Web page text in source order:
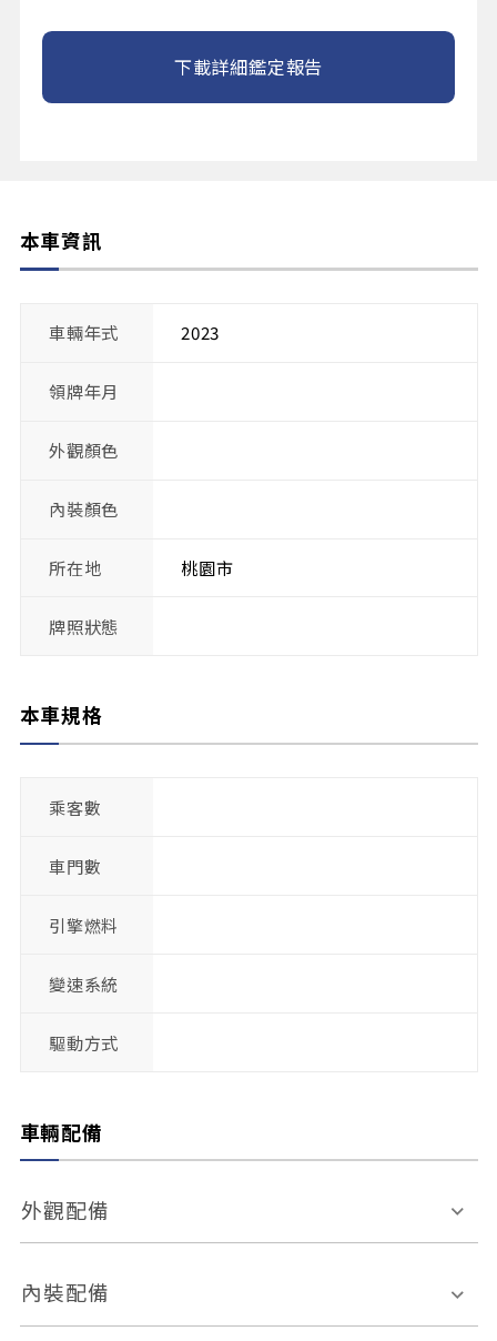
下載詳細鑑定報告
本車資訊
車輛年式 2023
領牌年月
外觀顏色
內裝顏色
所在地 桃園市
牌照狀態
本車規格
乘客數
車門數
引擎燃料
變速系統
驅動方式
車輛配備
外觀配備
電動天窗
內裝配備